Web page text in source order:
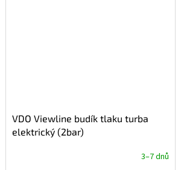
VDO Viewline budík tlaku turba
elektrický (2bar)
3–7 dnů